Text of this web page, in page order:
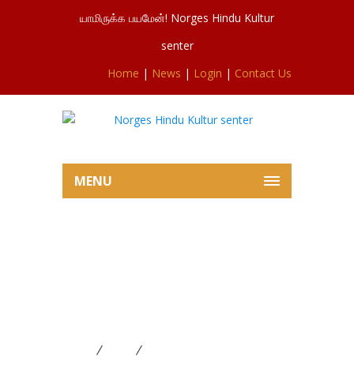
யாமிருக்க பயமேன்! Norges Hindu Kultur
senter
Home | News | Login | Contact Us
MENU